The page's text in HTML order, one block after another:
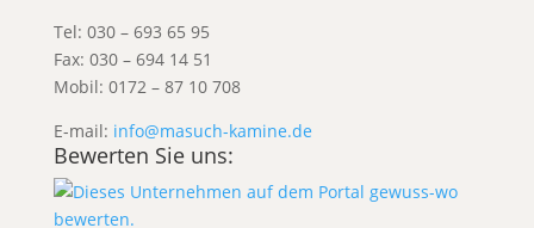
Tel: 030 – 693 65 95
Fax: 030 – 694 14 51
Mobil: 0172 – 87 10 708
E-mail: info@masuch-kamine.de
Bewerten Sie uns: